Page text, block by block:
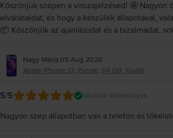
Köszönjük szépen a visszajelzésed! 🤩
elvárásaidat, és hogy a készülék állapotával,
📦 Köszönjük az ajánlásodat és a bizalmadat,
Nagy Mária,05 Aug 2026
Apple iPhone 12, Purple, 64 GB, Kiváló
5/5 Vásárlói vélemények
Nagyon szép állapotban van a telefon és